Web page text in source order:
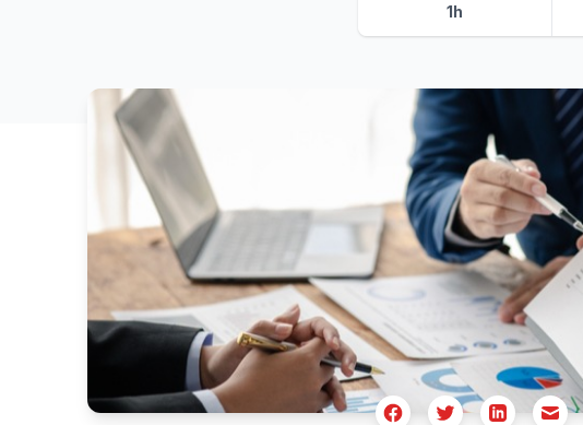
1h
FacebookTwitterLinkedinEmail